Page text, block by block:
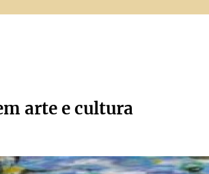
arte e cultura